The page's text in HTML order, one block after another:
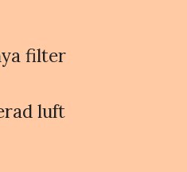
filter
luft